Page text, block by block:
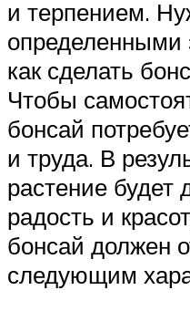
и терпением.
определенными
как сделать
Чтобы
бонсай
и труда. В
растение будет
радость и
бонсай должен
следующим